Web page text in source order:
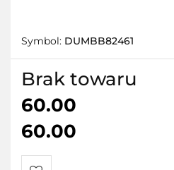
Symbol: DUMBB82461
Brak towaru
60.00
60.00